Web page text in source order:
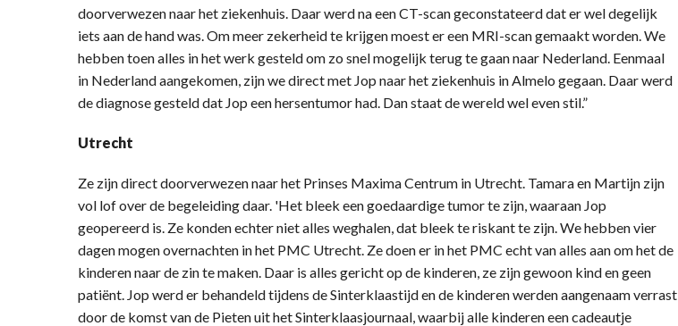
doorverwezen naar het ziekenhuis. Daar werd na een CT-scan geconstateerd dat er wel degelijk
iets aan de hand was. Om meer zekerheid te krijgen moest er een MRI-scan gemaakt worden. We
hebben toen alles in het werk gesteld om zo snel mogelijk terug te gaan naar Nederland. Eenmaal
in Nederland aangekomen, zijn we direct met Jop naar het ziekenhuis in Almelo gegaan. Daar werd
de diagnose gesteld dat Jop een hersentumor had. Dan staat de wereld wel even stil.”
Utrecht
Ze zijn direct doorverwezen naar het Prinses Maxima Centrum in Utrecht. Tamara en Martijn zijn
vol lof over de begeleiding daar. 'Het bleek een goedaardige tumor te zijn, waaraan Jop
geopereerd is. Ze konden echter niet alles weghalen, dat bleek te riskant te zijn. We hebben vier
dagen mogen overnachten in het PMC Utrecht. Ze doen er in het PMC echt van alles aan om het de
kinderen naar de zin te maken. Daar is alles gericht op de kinderen, ze zijn gewoon kind en geen
patiënt. Jop werd er behandeld tijdens de Sinterklaastijd en de kinderen werden aangenaam verrast
door de komst van de Pieten uit het Sinterklaasjournaal, waarbij alle kinderen een cadeautje